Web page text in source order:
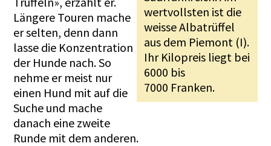
wertvollsten ist die
weisse Albatrüffel
aus dem Piemont (I).
Ihr Kilopreis liegt bei
6000 bis
7000 Franken.
Längere Touren mache
er selten, denn dann
lasse die Konzentration
der Hunde nach. So
nehme er meist nur
einen Hund mit auf die
Suche und mache
danach eine zweite
Runde mit dem anderen.